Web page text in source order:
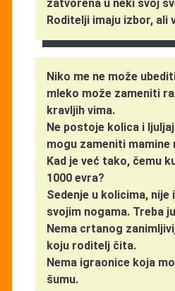
zatvorena u neki svoj
Roditelji imaju izbor, ali
Niko me ne može
mleko može zameniti
kravljih vima.
Ne postoje kolica i
mogu zameniti mamine
Kad je već tako, čemu
1000 evra?
Sedenje u kolicima,
svojim nogama. Treba
Nema crtanog
koju roditelj čita.
Nema igraonice koja
šumu.